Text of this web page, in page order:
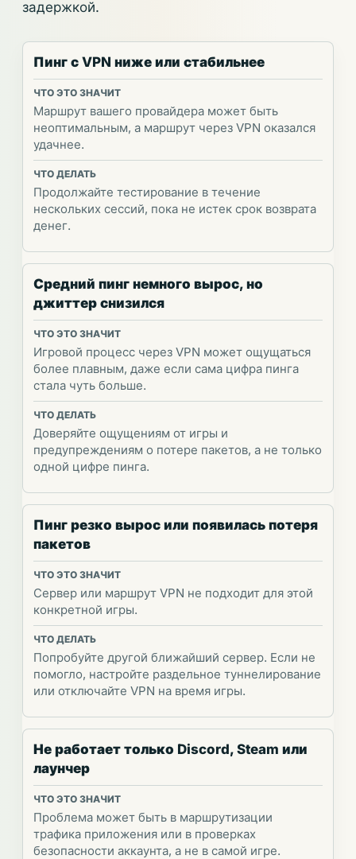
задержкой.
Пинг с VPN ниже или стабильнее
Маршрут вашего провайдера может быть
неоптимальным, а маршрут через VPN оказался
удачнее.
Продолжайте тестирование в течение
нескольких сессий, пока не истек срок возврата
денег.
Средний пинг немного вырос, но
джиттер снизился
Игровой процесс через VPN может ощущаться
более плавным, даже если сама цифра пинга
стала чуть больше.
Доверяйте ощущениям от игры и
предупреждениям о потере пакетов, а не только
одной цифре пинга.
Пинг резко вырос или появилась потеря
пакетов
Сервер или маршрут VPN не подходит для этой
конкретной игры.
Попробуйте другой ближайший сервер. Если не
помогло, настройте раздельное туннелирование
или отключайте VPN на время игры.
Не работает только Discord, Steam или
лаунчер
Проблема может быть в маршрутизации
трафика приложения или в проверках
безопасности аккаунта, а не в самой игре.